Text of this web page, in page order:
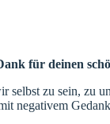
für deinen
selbst zu sein, zu
negativem